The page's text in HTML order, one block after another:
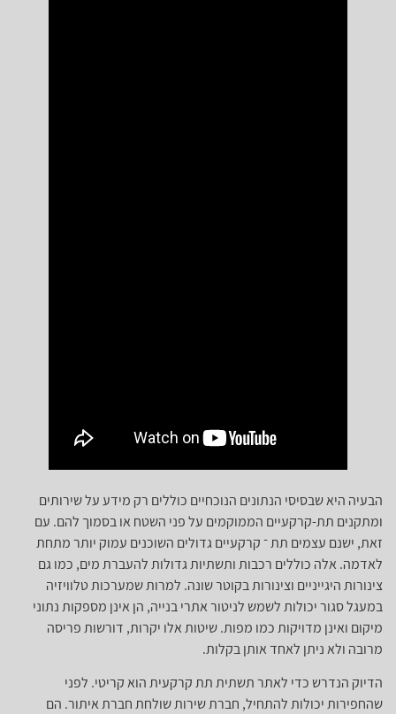
הבעיה היא שבסיסי הנתונים הנוכחיים כוללים רק מידע על שירותים
ומתקנים תת-קרקעיים הממוקמים על פני השטח או בסמוך להם. עם
זאת, ישנם עצמים תת ־ קרקעיים גדולים השוכנים עמוק יותר מתחת
לאדמה. אלה כוללים רכבות ותשתיות גדולות להעברת מים, כמו גם
צינורות היגייניים וצינורות בקוטר שונה. למרות שמערכות טלוויזיה
במעגל סגור יכולות לשמש לניטור אתרי בנייה, הן אינן מספקות נתוני
מיקום ואינן מדויקות כמו מפות. שיטות אלו יקרות, דורשות פריסה
מרובה ולא ניתן לאחד אותן בקלות.
הדיוק הנדרש כדי לאתר תשתית תת קרקעית הוא קריטי. לפני
שהחפירות יכולות להתחיל, חברת שירות שולחת חברת איתור. הם